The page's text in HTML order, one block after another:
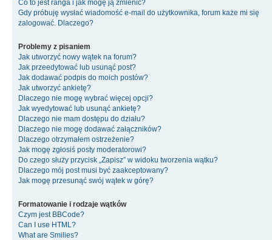
Co to jest ranga i jak mogę ją zmienić?
Gdy próbuję wysłać wiadomość e-mail do użytkownika, forum każe mi się
zalogować. Dlaczego?
Problemy z pisaniem
Jak utworzyć nowy wątek na forum?
Jak przeedytować lub usunąć post?
Jak dodawać podpis do moich postów?
Jak utworzyć ankietę?
Dlaczego nie mogę wybrać więcej opcji?
Jak wyedytować lub usunąć ankietę?
Dlaczego nie mam dostępu do działu?
Dlaczego nie mogę dodawać załączników?
Dlaczego otrzymałem ostrzeżenie?
Jak mogę zgłosiś posty moderatorowi?
Do czego służy przycisk „Zapisz” w widoku tworzenia wątku?
Dlaczego mój post musi być zaakceptowany?
Jak mogę przesunąć swój wątek w górę?
Formatowanie i rodzaje wątków
Czym jest BBCode?
Can I use HTML?
What are Smilies?